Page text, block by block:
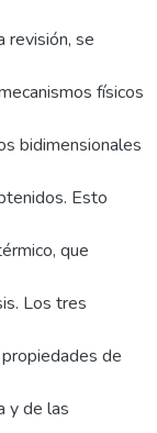
revisión, se
físicos
bidimensionales
Esto
que
Los tres
de
y de las